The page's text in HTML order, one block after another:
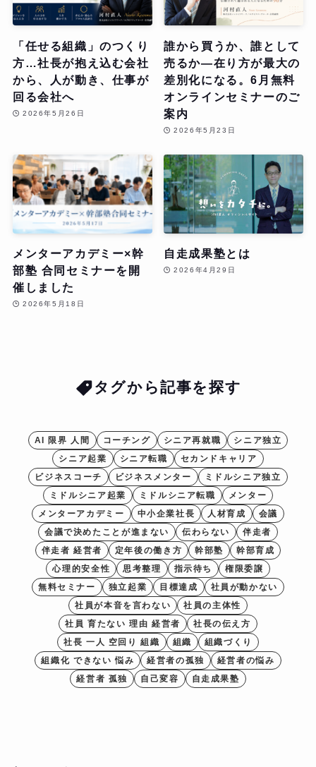
「任せる組織」のつくり
方…社長が抱え込む会社
から、人が動き、仕事が
回る会社へ
2026年5月26日
誰から買うか、誰として
売るか—在り方が最大の
差別化になる。6月無料
オンラインセミナーのご
案内
2026年5月23日
メンターアカデミー×幹
部塾 合同セミナーを開
催しました
2026年5月18日
自走成果塾とは
2026年4月29日
タグから記事を探す
AI 限界 人間 コーチング シニア再就職
シニア独立
シニア起業
シニア転職
セカンドキャリア
ビジネスコーチ
ビジネスメンター
ミドルシニア独立
ミドルシニア起業
ミドルシニア転職
メンター
メンターアカデミー
中小企業社長 人材育成
会議
会議で決めたことが進まない
伝わらない
伴走者
伴走者 経営者
定年後の働き方 幹部塾
幹部育成
心理的安全性
思考整理 指示待ち
権限委譲
無料セミナー
独立起業 目標達成
社員が動かない
社員が本音を言わない
社員の主体性
社員 育たない 理由 経営者
社長の伝え方
社長 一人 空回り 組織
組織
組織づくり
組織化 できない 悩み
経営者の孤独
経営者の悩み
経営者 孤独
自己変容 自走成果塾